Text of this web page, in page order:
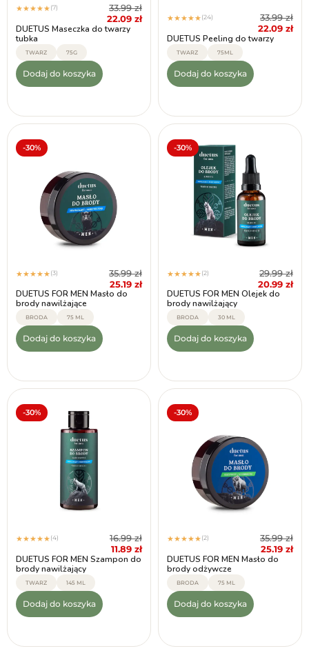
★★★★★(7) 33.99zł
22.09 zł
DUETUS Maseczka do twarzy
tubka
TWARZ 75G
Dodaj do koszyka
★★★★★(24) 33.99zł
22.09 zł
DUETUS Peeling do twarzy
TWARZ 75ML
Dodaj do koszyka
-30%
★★★★★(3) 35.99zł
25.19 zł
DUETUS FOR MEN Masło do
brody nawilżające
BRODA 75 ML
Dodaj do koszyka
-30%
★★★★★(2) 29.99zł
20.99 zł
DUETUS FOR MEN Olejek do
brody nawilżający
BRODA 30 ML
Dodaj do koszyka
-30%
★★★★★(4) 16.99zł
11.89 zł
DUETUS FOR MEN Szampon do
brody nawilżający
TWARZ 145 ML
Dodaj do koszyka
-30%
★★★★★(2) 35.99zł
25.19 zł
DUETUS FOR MEN Masło do
brody odżywcze
BRODA 75 ML
Dodaj do koszyka